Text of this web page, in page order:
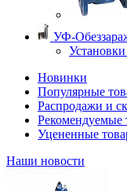
УФ-
Новинки
Популярные
Распродажи и
Рекомендуемые
Уцененные
Наши новости